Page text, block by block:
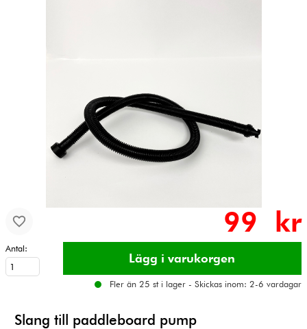
99 kr
Antal:
Fler än 25 st i lager - Skickas inom: 2-6 vardagar
Slang till paddleboard pump